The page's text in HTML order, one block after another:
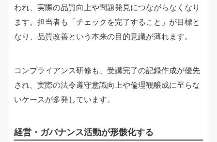
われ、実際の品質向上や問題発見につながらなくなり
ます。担当者も「チェックを完了すること」が目標と
なり、品質改善という本来の目的意識が薄れます。
コンプライアンス研修も、受講完了の記録作成が優先
され、実際の法令遵守意識向上や倫理観醸成に至らな
いケースが多発しています。
経営・ガバナンス活動が形骸化する